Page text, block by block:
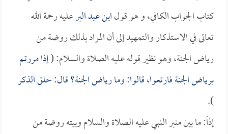
كتاب الجواب الكافي، و هو قولابن عبد البرعليه رحمة الله
تعالى في الاستذكار والتمهيد إلى أن المراد بذلك روضة من
رياض الجنة، وهو نظير قوله عليه الصلاة والسلام: (إذا مررتم
برياض الجنة فارتعوا، قالوا: وما رياض الجنة؟ قال: حلق الذكر
).
إذاً: ما بين منبر النبي عليه الصلاة والسلام وبيته روضة من